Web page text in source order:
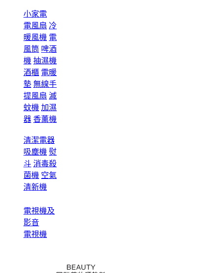
小家電
電風扇 冷
暖風機 電
風筒 啤酒
機 抽濕機
酒櫃 電暖
墊 無線手
提風扇 滅
蚊機 加濕
器 香薰機
清潔電器
吸塵機 熨
斗 消毒殺
菌機 空氣
清新機
電視機及
影音
電視機